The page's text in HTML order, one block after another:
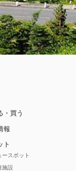
・買う
報
ト
ースポット
施設